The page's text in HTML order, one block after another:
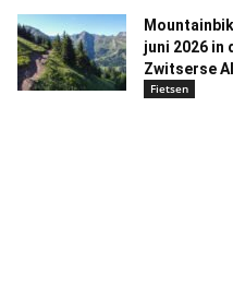
juni 2026 in
Zwitserse
Fietsen